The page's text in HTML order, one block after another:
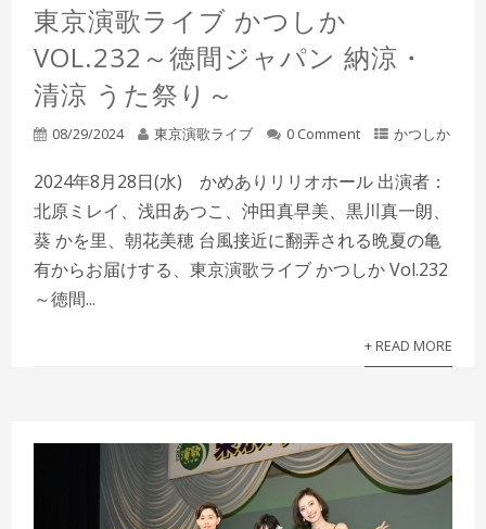
東京演歌ライブ かつしか
VOL.232～徳間ジャパン 納涼・
清涼 うた祭り～
08/29/2024 東京演歌ライブ 0 Comment かつしか
2024年8月28日(水) かめありリリオホール 出演者：
北原ミレイ、浅田あつこ、沖田真早美、黒川真一朗、
葵 かを里、朝花美穂 台風接近に翻弄される晩夏の亀
有からお届けする、東京演歌ライブ かつしか Vol.232
～徳間...
+ READ MORE